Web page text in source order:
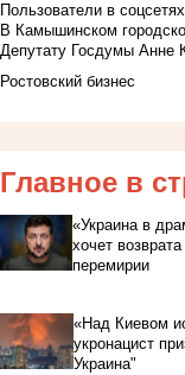
Пользователи в
В Камышинском
Депутату Госдумы Анне
Ростовский бизнес
Главное в
«Украина в
хочет
перемирии
«Над Киевом
укронацист
Украина"